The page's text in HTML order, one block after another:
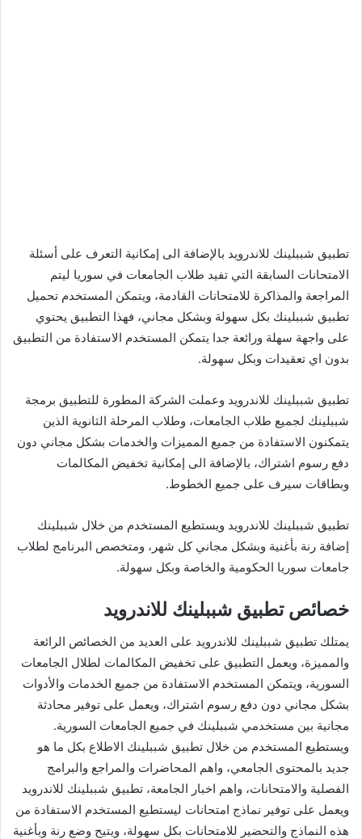
تطبيق شببلينك للاندرويد بالإضافة الى إمكانية التعرف على أسئلة
الامتحانات السابقة التي تفيد طلاب الجامعات في سوريا ليتم
المراجعة والمذاكرة للامتحانات القادمة، ويتمكن المستخدم تحميل
تطبيق شببلينك بكل سهولة وبشكل مجاني، فهذا التطبيق يحتوي
على واجهة سهلة ورائعة جدا يتمكن المستخدم الاستفادة من التطبيق
بدون اي تعقيدات وبكل سهولة.
تطبيق شببلينك للاندرويد وعملت الشركة المطورة للتطبيق برمجة
شببلينك لجميع طلاب الجامعات، وطلاب المرحلة الثانوية الذين
يتمكنون الاستفادة من جميع المميزات والخدمات بشكل مجاني دون
دفع رسوم اشتراك، بالإضافة الى إمكانية تخفيض المكالمات
وبطاقات سيرف على جميع الخطوط.
تطبيق شببلينك للاندرويد ويستطيع المستخدم من خلال شببلينك
إضافة رنة بأغنية وبشكل مجاني كل شهر، ومتخصص البرنامج لطلاب
جامعات سوريا الحكومية والخاصة وبكل سهولة.
خصائص تطبيق شببلينك للاندرويد
يمتلك تطبيق شببلينك للاندرويد على العديد من الخصائص الرائعة
والمميزة، ويعمل التطبيق على تخفيض المكالمات لطلال الجامعات
السورية، ويتمكن المستخدم الاستفادة من جميع الخدمات والأدوات
بشكل مجاني دون دفع رسوم اشتراك، ويعمل على توفير محادثة
مجانية بين مستخدمي شببلينك في جميع الجامعات السورية.
ويستطيع المستخدم من خلال تطبيق شببلينك الاطلاع بكل ما هو
جديد بالمحتوى الجامعي، واهم المحاضرات والمراجع والبرامج
الفصلية والامتحانات، واهم اخبار الجامعة، تطبيق شببلينك للاندرويد
ويعمل على توفير نماذج امتحانات ليستطيع المستخدم الاستفادة من
هذه النماذج والتحضير للامتحانات بكل سهولة، ويتيح وضع رنة وبأغنية